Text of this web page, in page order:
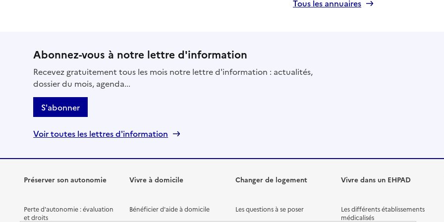
Adresse
57 rue Michel Ange
44600-Saint-Nazaire
02 72 27 80 00
Contact
Rapport HAS
Mis à jour le : 27/08/2025
Tous les annuaires
Abonnez-vous à notre lettre d'information
Recevez gratuitement tous les mois notre lettre d'information : actualités,
dossier du mois, agenda...
S'abonner
Voir toutes les lettres d'information
Préserver son autonomie
Perte d'autonomie : évaluation
et droits
Vivre à domicile
Bénéficier d'aide à domicile
Changer de logement
Les questions à se poser
Vivre dans un EHPAD
Les différents établissements
médicalisés